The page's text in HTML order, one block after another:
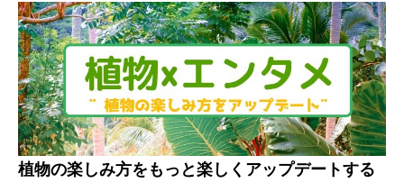
植物の楽しみ方をもっと楽しくアップデートする